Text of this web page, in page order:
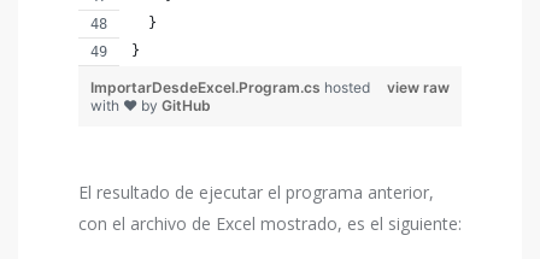
  }
}
view raw
ImportarDesdeExcel.Program.cs hosted
with ❤ by GitHub
El resultado de ejecutar el programa anterior,
con el archivo de Excel mostrado, es el siguiente: